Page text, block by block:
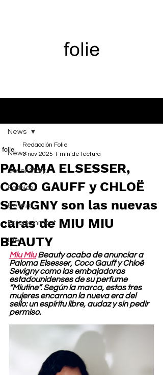
News
Cover Story
Fashion
Belleza
Entertainment
Life
News
PALOMA ELSESSER,
COCO GAUFF y CHLOË
SEVIGNY son las nuevas
caras de MIU MIU
BEAUTY
Redacción Folie
3 nov 2025 1 min de lectura
Miu Miu Beauty acaba de anunciar a
Paloma Elsesser, Coco Gauff y Chloë
Sevigny como las embajadoras
estadounidenses de su perfume
“Miutine”. Según la marca, estas tres
mujeres encarnan la nueva era del
sello: un espíritu libre, audaz y sin pedir
permiso.